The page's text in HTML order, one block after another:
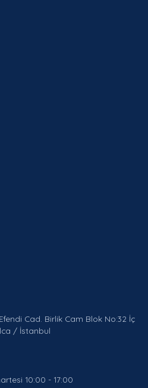
Cad. Birlik Cam Blok No:32 İç
/ İstanbul
10:00 - 17:00